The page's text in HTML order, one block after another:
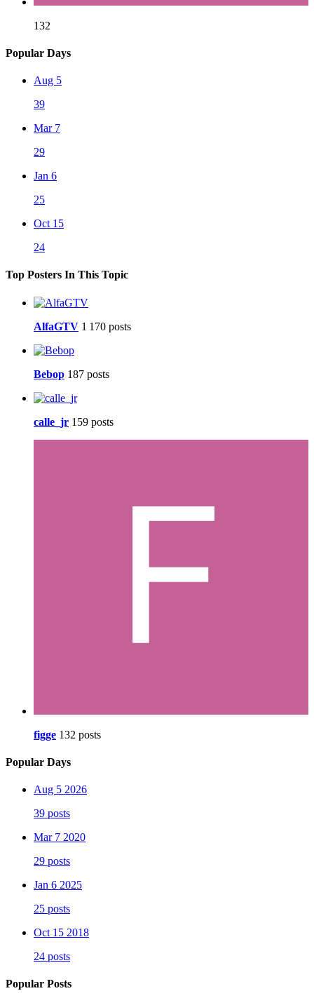
132
Popular Days
Aug 5
39
Mar 7
29
Jan 6
25
Oct 15
24
Top Posters In This Topic
AlfaGTV 1 170 posts
Bebop 187 posts
calle_jr 159 posts
figge 132 posts
Popular Days
Aug 5 2026
39 posts
Mar 7 2020
29 posts
Jan 6 2025
25 posts
Oct 15 2018
24 posts
Popular Posts